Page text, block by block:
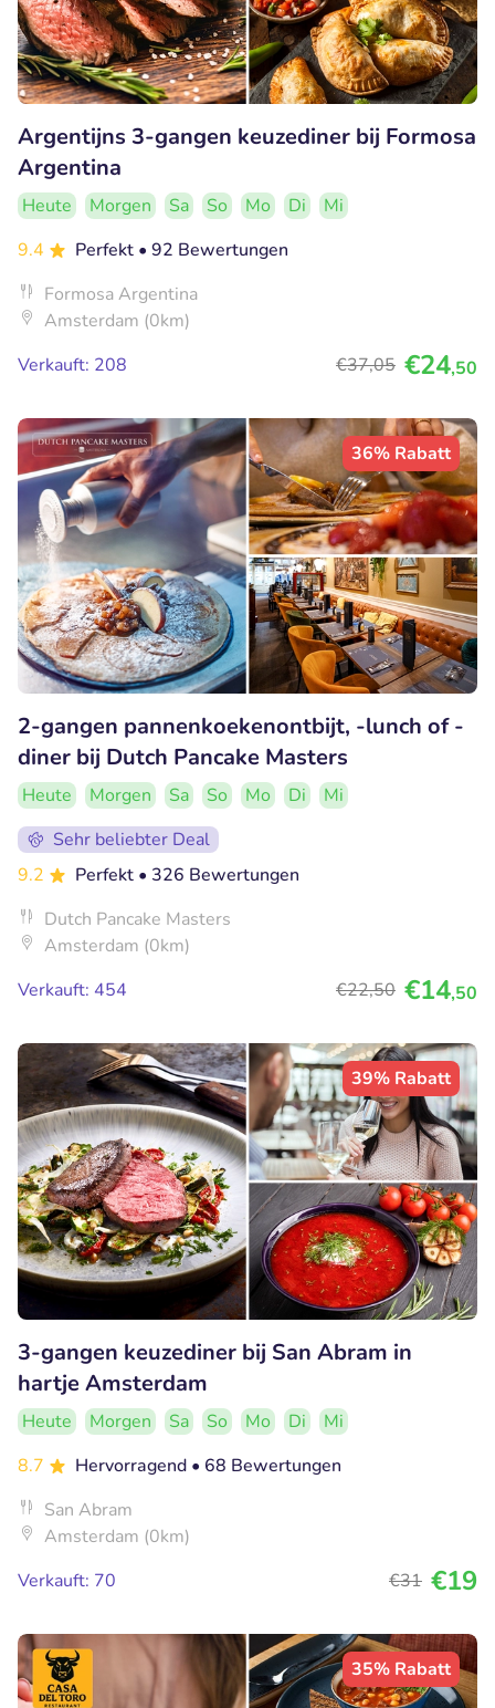
Argentijns 3-gangen keuzediner bij Formosa
Argentina
Heute Morgen Sa So Mo Di
Mi
9.4
Perfekt • 92 Bewertungen
Formosa Argentina
Amsterdam (0km)
Verkauft: 208
€37,05 €24,50
36% Rabatt
2-gangen pannenkoekenontbijt, -lunch of -
diner bij Dutch Pancake Masters
Heute Morgen Sa So Mo Di
Mi
Sehr beliebter Deal
9.2
Perfekt • 326 Bewertungen
Dutch Pancake Masters
Amsterdam (0km)
Verkauft: 454
€22,50 €14,50
39% Rabatt
3-gangen keuzediner bij San Abram in
hartje Amsterdam
Heute Morgen Sa So Mo Di
Mi
8.7
Hervorragend • 68 Bewertungen
San Abram
Amsterdam (0km)
Verkauft: 70
€31 €19
35% Rabatt